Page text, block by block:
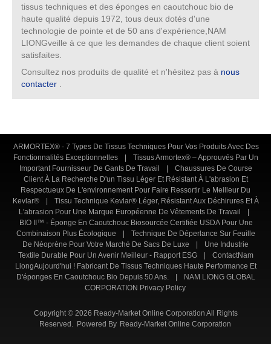
tissus techniques et des éponges en caoutchouc bio de
haute qualité depuis 1972, tous deux dotés d'une
technologie de pointe et de 50 ans d'expérience,NAM
LIONGveille à ce que les demandes de chaque client soient
satisfaites.
Consultez nos produits de qualité et n'hésitez pas à nous
contacter
ARMORTEX® - 7 Types De Tissus Techniques Pour Vos Produits Avec Des
Fonctionnalités Exceptionnelles
|
Tissus Armortex® – Approuvés Par Un
Important Fournisseur De Gants De Travail
|
Chaussures De Course
Client À La Recherche D'un Tissu Léger Et Résistant À L'abrasion Et
Respectueux De L'environnement Pour Faire Ressortir Le Meilleur Du
Kevlar®
|
Tissu Technique Kevlar® Léger, Résistant Aux Déchirures Et À
L'abrasion Pour Une Marque Européenne De Vêtements De Travail
|
BIO II™ - Éponge En Caoutchouc Biosourcée Certifiée USDA Pour Une
Combinaison Plus Écologique
|
Technique De Déperlance Sur Feuille
De Néoprène Pour Votre Marché De Sacs De Luxe
|
Une Industrie
Textile Durable Pour Un Avenir Meilleur - Rapport ESG
|
ContactNam
LiongAujourd'hui ! Fabricant De Tissus Techniques Haute Performance Et
D'éponges En Caoutchouc Bio Depuis 50 Ans.
|
NAM LIONG GLOBAL
CORPORATION Privacy Policy
Copyright © 2026 Ready-Market Online Corporation All Rights
Reserved. Powered By Ready-Market Online Corporation